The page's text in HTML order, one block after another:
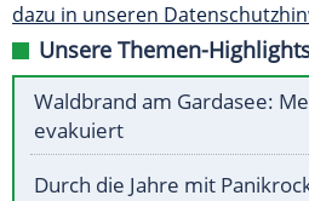
dazu in unseren
Unsere Themen-
Waldbrand am Gardasee:
evakuiert
Durch die Jahre mit